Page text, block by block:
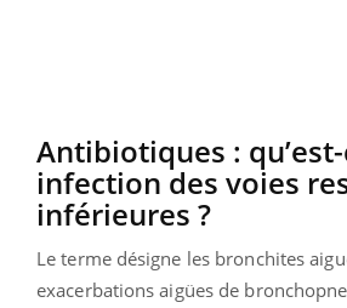
Antibiotiques : qu’est-
infection des voies
inférieures ?
Le terme désigne les bronchites
exacerbations aigües de